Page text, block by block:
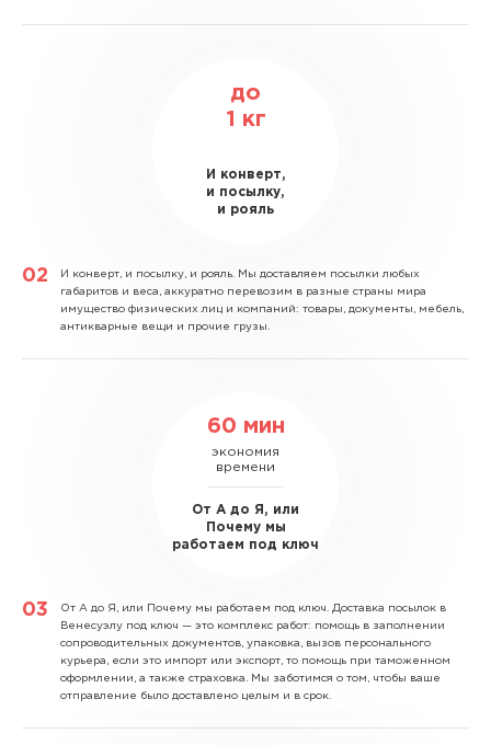
до
1
кг
И конверт,
и посылку,
и рояль
И конверт, и посылку, и рояль. Мы доставляем посылки любых
габаритов и веса, аккуратно перевозим в разные страны мира
имущество физических лиц и компаний: товары, документы, мебель,
антикварные вещи и прочие грузы.
60 мин
экономия
времени
От А до Я, или
Почему мы
работаем под ключ
От А до Я, или Почему мы работаем под ключ. Доставка посылок в
Венесуэлу под ключ — это комплекс работ: помощь в заполнении
сопроводительных документов, упаковка, вызов персонального
курьера, если это импорт или экспорт, то помощь при таможенном
оформлении, а также страховка. Мы заботимся о том, чтобы ваше
отправление было доставлено целым и в срок.